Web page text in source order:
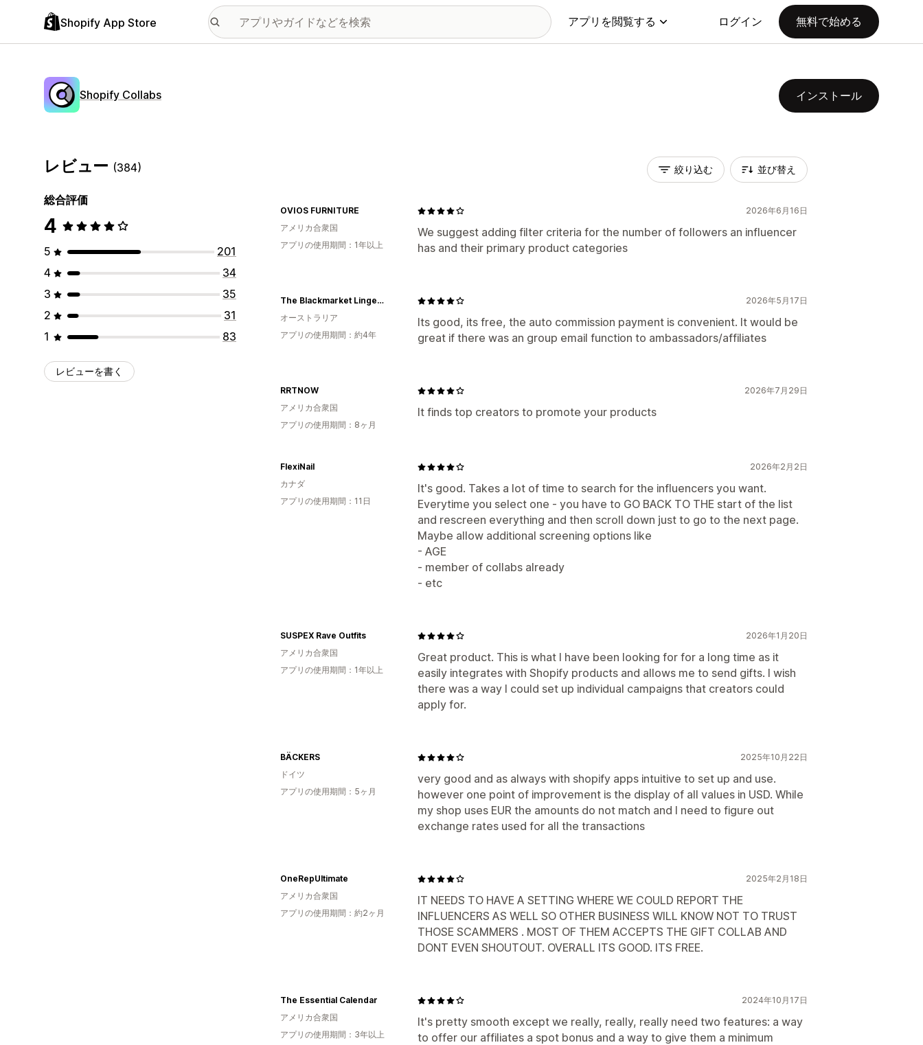
Shopify App Store アプリを閲覧する ログイン 無料で始める
Shopify Collabs インストール
レビュー (384)
総合評価
4
5
201
4
34
3
35
2
31
1
83
レビューを書く
絞り込む 並び替え
2026年6月16日
We suggest adding filter criteria for the number of followers an influencer
has and their primary product categories
OVIOS FURNITURE
アメリカ合衆国
アプリの使用期間：1年以上
2026年5月17日
Its good, its free, the auto commission payment is convenient. It would be
great if there was an group email function to ambassadors/affiliates
The Blackmarket Lingerie
オーストラリア
アプリの使用期間：約4年
2026年7月29日
It finds top creators to promote your products
RRTNOW
アメリカ合衆国
アプリの使用期間：8ヶ月
2026年2月2日
It's good. Takes a lot of time to search for the influencers you want.
Everytime you select one - you have to GO BACK TO THE start of the list
and rescreen everything and then scroll down just to go to the next page.
Maybe allow additional screening options like
- AGE
- member of collabs already
- etc
FlexiNail
カナダ
アプリの使用期間：11日
2026年1月20日
Great product. This is what I have been looking for for a long time as it
easily integrates with Shopify products and allows me to send gifts. I wish
there was a way I could set up individual campaigns that creators could
apply for.
SUSPEX Rave Outfits
アメリカ合衆国
アプリの使用期間：1年以上
2025年10月22日
very good and as always with shopify apps intuitive to set up and use.
however one point of improvement is the display of all values in USD. While
my shop uses EUR the amounts do not match and I need to figure out
exchange rates used for all the transactions
BÄCKERS
ドイツ
アプリの使用期間：5ヶ月
2025年2月18日
IT NEEDS TO HAVE A SETTING WHERE WE COULD REPORT THE
INFLUENCERS AS WELL SO OTHER BUSINESS WILL KNOW NOT TO TRUST
THOSE SCAMMERS . MOST OF THEM ACCEPTS THE GIFT COLLAB AND
DONT EVEN SHOUTOUT. OVERALL ITS GOOD. ITS FREE.
OneRepUltimate
アメリカ合衆国
アプリの使用期間：約2ヶ月
2024年10月17日
It's pretty smooth except we really, really, really need two features: a way
to offer our affiliates a spot bonus and a way to give them a minimum
The Essential Calendar
アメリカ合衆国
アプリの使用期間：3年以上